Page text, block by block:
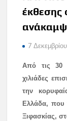
έκθεσης
7
Από τις 30
χιλιάδες
την
Ελλάδα, που
Ξιφασκίας,